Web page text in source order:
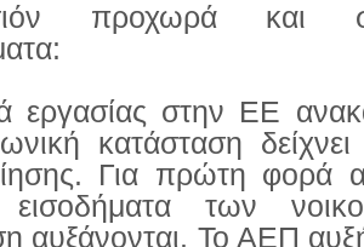
προχωρά και
εργασίας στην ΕΕ
κατάσταση
Για πρώτη φορά
των
αυξάνονται. Το ΑΕΠ